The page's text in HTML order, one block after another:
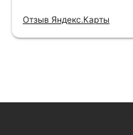
Отзыв Яндекс.Карты